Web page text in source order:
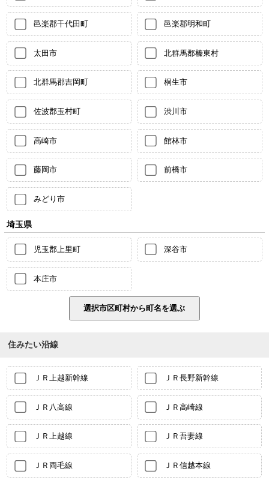
邑楽郡千代田町 邑楽郡明和町
太田市 北群馬郡榛東村
北群馬郡吉岡町 桐生市
佐波郡玉村町 渋川市
高崎市 館林市
藤岡市 前橋市
みどり市
埼玉県
児玉郡上里町 深谷市
本庄市
住みたい沿線
ＪＲ上越新幹線 ＪＲ長野新幹線
ＪＲ八高線 ＪＲ高崎線
ＪＲ上越線 ＪＲ吾妻線
ＪＲ両毛線 ＪＲ信越本線